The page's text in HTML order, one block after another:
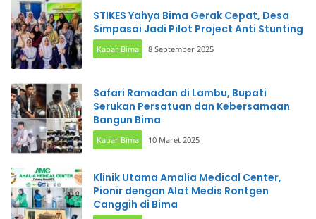
STIKES Yahya Bima Gerak Cepat, Desa
Simpasai Jadi Pilot Project Anti Stunting
Kabar Bima 8 September 2025
Safari Ramadan di Lambu, Bupati
Serukan Persatuan dan Kebersamaan
Bangun Bima
Kabar Bima 10 Maret 2025
Klinik Utama Amalia Medical Center,
Pionir dengan Alat Medis Rontgen
Canggih di Bima